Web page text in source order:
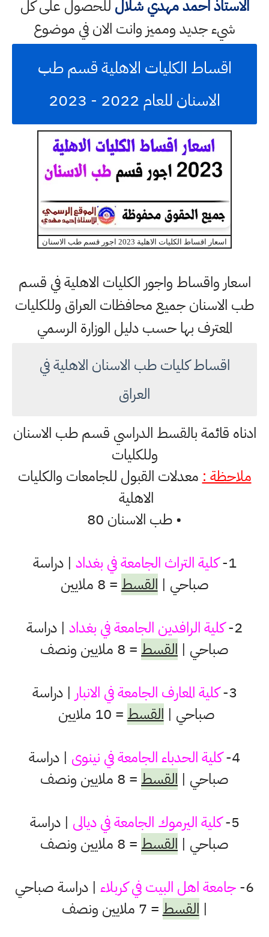
الاستاذ احمد مهدي شلال للحصول على كل
شيء جديد ومميز وانت الان في موضوع
اقساط الكليات الاهلية قسم طب
الاسنان للعام 2022 - 2023
اسعار اقساط الكليات الاهلية 2023 اجور قسم طب الاسنان
اسعار واقساط واجور الكليات الاهلية في قسم
طب الاسنان جميع محافظات العراق وللكليات
المعترف بها حسب دليل الوزارة الرسمي
اقساط كليات طب الاسنان الاهلية في
العراق
ادناه قائمة بالقسط الدراسي قسم طب الاسنان
وللكليات
ملاحظة : معدلات القبول للجامعات والكليات
الاهلية
• طب الاسنان 80
1- كلية التراث الجامعة في بغداد | دراسة
صباحي | القسط = 8 ملايين
2- كلية الرافدين الجامعةفي بغداد | دراسة
صباحي | القسط = 8 ملايين ونصف
3- كلية المعارف الجامعةفي الانبار | دراسة
صباحي | القسط = 10 ملايين
4- كلية الحدباء الجامعة في نينوى | دراسة
صباحي | القسط = 8 ملايين ونصف
5- كلية اليرموك الجامعة في ديالى | دراسة
صباحي | القسط = 8 ملايين ونصف
6- جامعة اهل البيت في كربلاء | دراسة صباحي
| القسط = 7 ملايين ونصف